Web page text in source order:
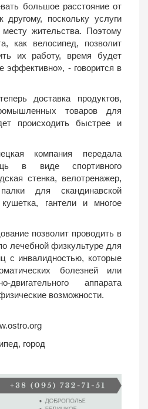
большое расстояние от
другому, поскольку услуги
жительства. Поэтому
как велосипед, позволит
их работу, время будет
эффективно», - говорится в
доставка продуктов,
товаров для
происходить быстрее и
компания передала
в виде спортивного
стенка, велотренажер,
для скандинавской
гантели и многое
позволит проводить в
лечебной физкультуре для
с инвалидностью, которые
болезней или
двигательного аппарата
возможности.
, город